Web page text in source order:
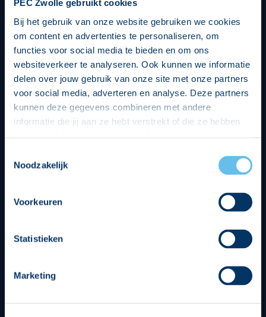
PEC Zwolle gebruikt cookies
Bij het gebruik van onze website gebruiken we cookies
om content en advertenties te personaliseren, om
functies voor social media te bieden en om ons
websiteverkeer te analyseren. Ook kunnen we informatie
delen over jouw gebruik van onze site met onze partners
voor social media, adverteren en analyse. Deze partners
kunnen deze gegevens combineren met andere
informatie die jij aan ze hebt verstrekt of die ze hebben
op een veilige en integere wijze. Je kunt je toestemming
beheren op de privacy- en cookieverklaring pagina.
Noodzakelijk
Voorkeuren
Statistieken
Marketing